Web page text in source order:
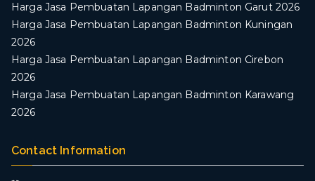
Harga Jasa Pembuatan Lapangan Badminton Garut 2026
Harga Jasa Pembuatan Lapangan Badminton Kuningan
2026
Harga Jasa Pembuatan Lapangan Badminton Cirebon
2026
Harga Jasa Pembuatan Lapangan Badminton Karawang
2026
Contact Information